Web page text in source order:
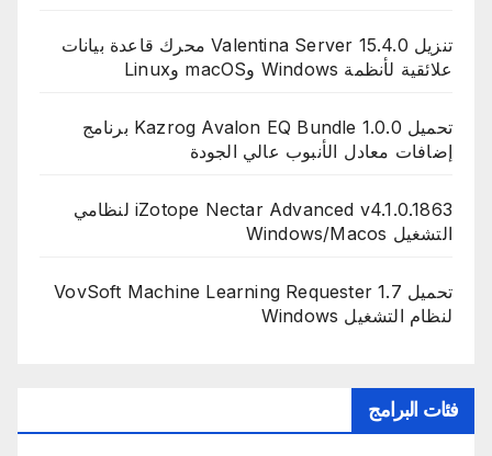
تنزيل Valentina Server 15.4.0 محرك قاعدة بيانات
علائقية لأنظمة Windows وmacOS وLinux
تحميل Kazrog Avalon EQ Bundle 1.0.0 برنامج
إضافات معادل الأنبوب عالي الجودة
iZotope Nectar Advanced v4.1.0.1863 لنظامي
التشغيل Windows/Macos
تحميل VovSoft Machine Learning Requester 1.7
لنظام التشغيل Windows
فئات البرامج